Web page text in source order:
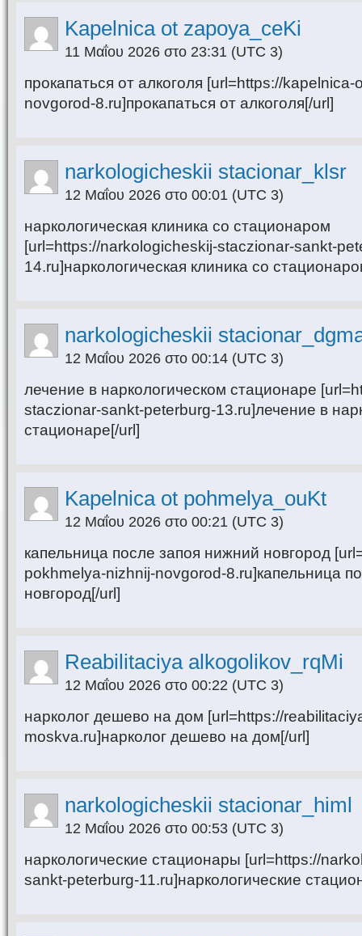
Kapelnica ot zapoya_ceKi
11 Μαΐου 2026 στο 23:31 (UTC 3)
прокапаться от алкоголя [url=https://
novgorod-8.ru]прокапаться от алкоголя[/url]
narkologicheskii stacionar_klsr
12 Μαΐου 2026 στο 00:01 (UTC 3)
наркологическая клиника со стационаром
[url=https://narkologicheskij-staczionar-sankt-
14.ru]наркологическая клиника со
narkologicheskii
12 Μαΐου 2026 στο 00:14 (UTC 3)
лечение в наркологическом стационаре
staczionar-sankt-peterburg-13.ru]лечение в
стационаре[/url]
Kapelnica ot pohmelya_ouKt
12 Μαΐου 2026 στο 00:21 (UTC 3)
капельница после запоя нижний новгород
pokhmelya-nizhnij-novgorod-8.ru]капельница
новгород[/url]
Reabilitaciya alkogolikov_rqMi
12 Μαΐου 2026 στο 00:22 (UTC 3)
нарколог дешево на дом [url=https://
moskva.ru]нарколог дешево на дом[/url]
narkologicheskii stacionar_himl
12 Μαΐου 2026 στο 00:53 (UTC 3)
наркологические стационары [url=https://
sankt-peterburg-11.ru]наркологические